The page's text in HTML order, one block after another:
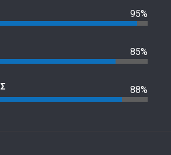
95%
85%
88%